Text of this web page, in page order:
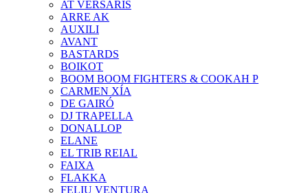
AT VERSARIS
ARRE AK
AUXILI
AVANT
BASTARDS
BOIKOT
BOOM BOOM FIGHTERS & COOKAH P
CARMEN XÍA
DE GAIRÓ
DJ TRAPELLA
DONALLOP
ELANE
EL TRIB REIAL
FAIXA
FLAKKA
FELIU VENTURA